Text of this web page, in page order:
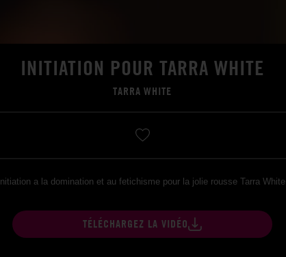
INITIATION POUR TARRA WHITE
TARRA WHITE
Initiation a la domination et au fetichisme pour la jolie rousse Tarra White.
TÉLÉCHARGEZ LA VIDÉO